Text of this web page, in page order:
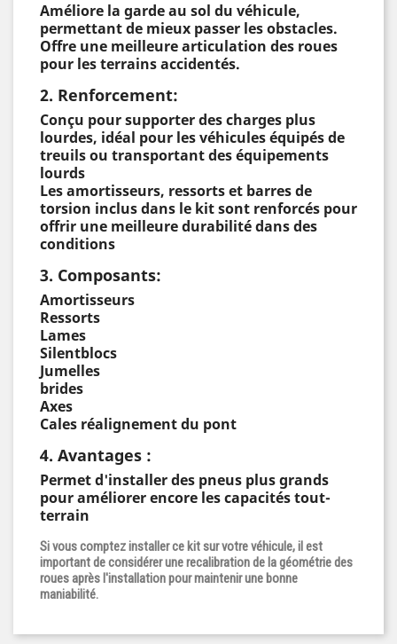
Améliore la garde au sol du véhicule,
permettant de mieux passer les obstacles.
Offre une meilleure articulation des roues
pour les terrains accidentés.
2. Renforcement:
Conçu pour supporter des charges plus
lourdes, idéal pour les véhicules équipés de
treuils ou transportant des équipements
lourds
Les amortisseurs, ressorts et barres de
torsion inclus dans le kit sont renforcés pour
offrir une meilleure durabilité dans des
conditions
3. Composants:
Amortisseurs
Ressorts
Lames
Silentblocs
Jumelles
brides
Axes
Cales réalignement du pont
4. Avantages :
Permet d'installer des pneus plus grands
pour améliorer encore les capacités tout-
terrain
Si vous comptez installer ce kit sur votre véhicule, il est
important de considérer une recalibration de la géométrie des
roues après l'installation pour maintenir une bonne
maniabilité.